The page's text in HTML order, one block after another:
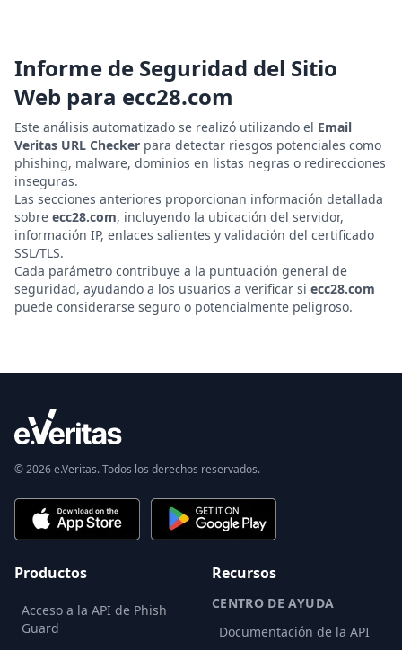
Informe de Seguridad del Sitio
Web para ecc28.com
Este análisis automatizado se realizó utilizando el Email
Veritas URL Checker para detectar riesgos potenciales como
phishing, malware, dominios en listas negras o redirecciones
inseguras.
Las secciones anteriores proporcionan información detallada
sobre ecc28.com, incluyendo la ubicación del servidor,
información IP, enlaces salientes y validación del certificado
SSL/TLS.
Cada parámetro contribuye a la puntuación general de
seguridad, ayudando a los usuarios a verificar si ecc28.com
puede considerarse seguro o potencialmente peligroso.
© 2026 e.Veritas. Todos los derechos reservados.
Productos
Acceso a la API de Phish
Guard
Recursos
CENTRO DE AYUDA
Documentación de la API